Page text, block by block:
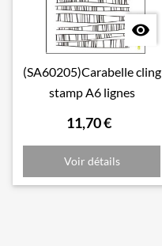

(SA60205)Carabelle cling
stamp A6 lignes
11,70 €
Voir détails